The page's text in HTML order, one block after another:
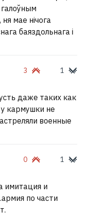
мае нічога
баяздольнага і
3 1
даже таких как
кармушки не
военные
0 1
имитация и
по части